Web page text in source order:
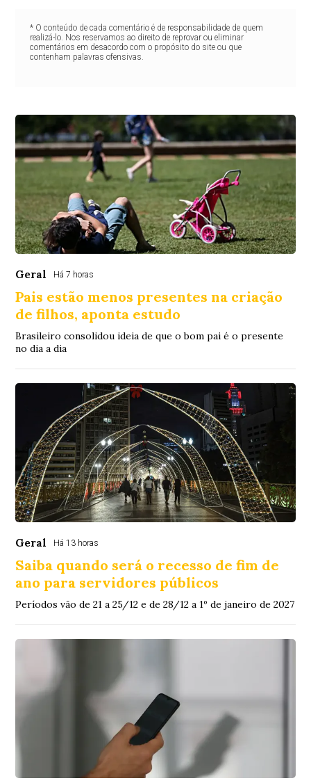
* O conteúdo de cada comentário é de responsabilidade de quem
realizá-lo. Nos reservamos ao direito de reprovar ou eliminar
comentários em desacordo com o propósito do site ou que
contenham palavras ofensivas.
Geral Há 7 horas
Pais estão menos presentes na criação
de filhos, aponta estudo
Brasileiro consolidou ideia de que o bom pai é o presente
no dia a dia
Geral Há 13 horas
Saiba quando será o recesso de fim de
ano para servidores públicos
Períodos vão de 21 a 25/12 e de 28/12 a 1º de janeiro de 2027